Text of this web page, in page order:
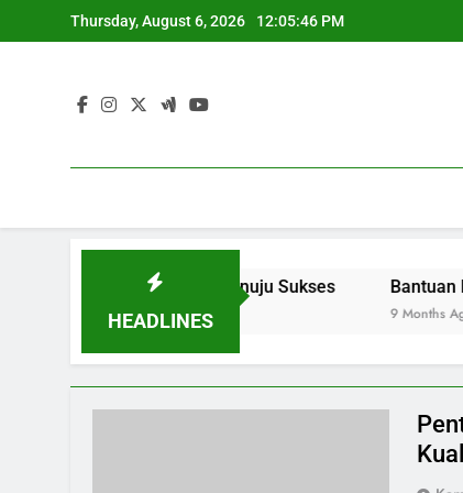
to
Thursday, August 6, 2026 12:05:47 PM
HEADLINES
Pertama Menuju Sukses Bantuan Beasiswa